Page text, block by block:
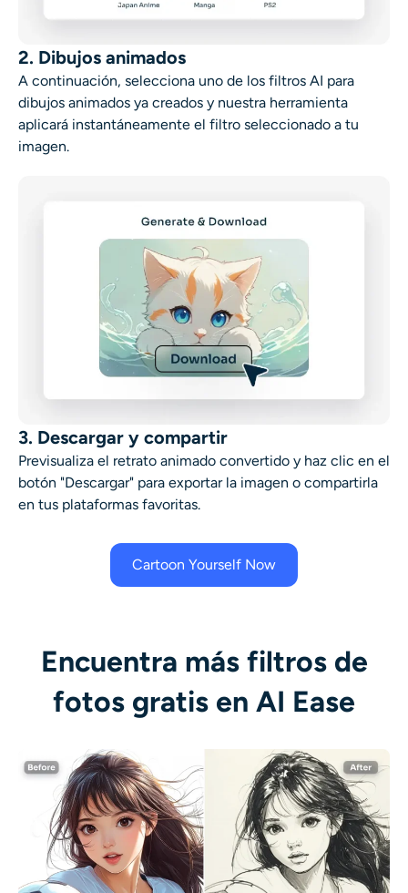
2. Dibujos animados
A continuación, selecciona uno de los filtros AI para
dibujos animados ya creados y nuestra herramienta
aplicará instantáneamente el filtro seleccionado a tu
imagen.
3. Descargar y compartir
Previsualiza el retrato animado convertido y haz clic en el
botón "Descargar" para exportar la imagen o compartirla
en tus plataformas favoritas.
Cartoon Yourself Now
Encuentra más filtros de
fotos gratis en AI Ease